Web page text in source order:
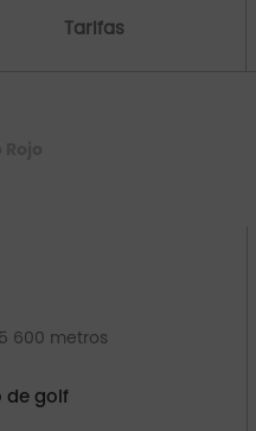
Tarifas
600 metros
de golf